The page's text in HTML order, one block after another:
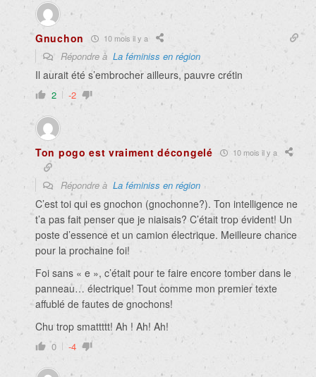
Gnuchon 10 mois il y a
Répondre à La féminiss en région
Il aurait été s’embrocher ailleurs, pauvre crétin
2 -2
Ton pogo est vraiment décongelé 10 mois il y a
Répondre à La féminiss en région
C’est toi qui es gnochon (gnochonne?). Ton intelligence ne
t’a pas fait penser que je niaisais? C’était trop évident! Un
poste d’essence et un camion électrique. Meilleure chance
pour la prochaine foi!
Foi sans « e », c’était pour te faire encore tomber dans le
panneau… électrique! Tout comme mon premier texte
affublé de fautes de gnochons!
Chu trop smattttt! Ah ! Ah! Ah!
0 -4